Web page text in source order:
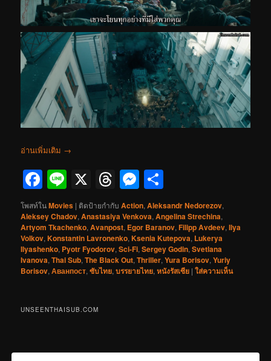
อ่านเพิ่มเติม →
Facebook
Line
X Threads
Messenger
โพสท์ในMovies | ติดป้ายกำกับ Action,Aleksandr Nedorezov,
Aleksey Chadov,Anastasiya Venkova,Angelina Strechina,
Artyom Tkachenko,Avanpost, Egor Baranov,Filipp Avdeev,Ilya
Volkov,Konstantin Lavronenko,Ksenia Kutepova, Lukerya
Ilyashenko, Pyotr Fyodorov,Sci-Fi,Sergey Godin,Svetlana
Ivanova,Thai Sub,The Black Out,Thriller,Yura Borisov,Yuriy
Borisov,Аванпост,ซับไทย,บรรยายไทย,หนังรัสเซีย |ใส่ความเห็น
UNSEENTHAISUB.COM